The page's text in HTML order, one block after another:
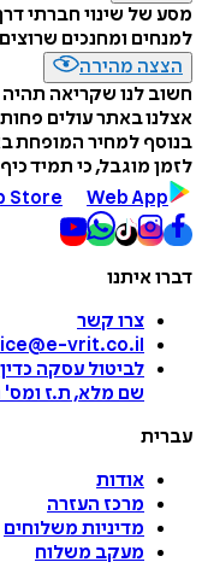
מסע של שינוי חברתי
למנחים ומחנכים
הצצה מהירה
חשוב לנו שקריאה תהיה
אצלנו באתר עולים
בנוסף למחיר המופחת
לזמן מוגבל, כי תמיד
Store Web App
דברו איתנו
צרו קשר
vrit.co.il
לביטול עסקה
שם מלא, ת.ז ומס'
עברית
אודות
מרכז העזרה
מדיניות משלוחים
מעקב משלוח